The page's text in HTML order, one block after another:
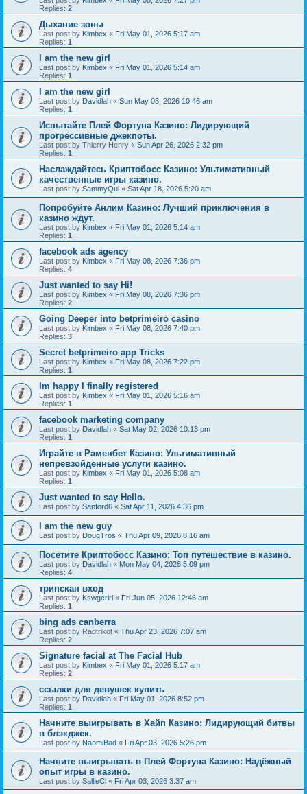
Replies: 2
Дыхание зоны
Last post by Kimbex « Fri May 01, 2026 5:17 am
Replies: 1
I am the new girl
Last post by Kimbex « Fri May 01, 2026 5:14 am
Replies: 1
I am the new girl
Last post by Davidlah « Sun May 03, 2026 10:46 am
Replies: 1
Испытайте Плей Фортуна Казино: Лидирующий
прогрессивные джекпоты.
Last post by Thierry Henry « Sun Apr 26, 2026 2:32 pm
Replies: 1
Наслаждайтесь Криптобосс Казино: Ультимативный
качественные игры казино.
Last post by SammyQui « Sat Apr 18, 2026 5:20 am
Попробуйте Анлим Казино: Лучший приключения в
казино ждут.
Last post by Kimbex « Fri May 01, 2026 5:14 am
Replies: 1
facebook ads agency
Last post by Kimbex « Fri May 08, 2026 7:36 pm
Replies: 4
Just wanted to say Hi!
Last post by Kimbex « Fri May 08, 2026 7:36 pm
Replies: 2
Going Deeper into betprimeiro casino
Last post by Kimbex « Fri May 08, 2026 7:40 pm
Replies: 3
Secret betprimeiro app Tricks
Last post by Kimbex « Fri May 08, 2026 7:22 pm
Replies: 1
Im happy I finally registered
Last post by Kimbex « Fri May 01, 2026 5:16 am
Replies: 1
facebook marketing company
Last post by Davidlah « Sat May 02, 2026 10:13 pm
Replies: 1
Играйте в Раменбет Казино: Ультимативный
непревзойденные услуги казино.
Last post by Kimbex « Fri May 01, 2026 5:08 am
Replies: 1
Just wanted to say Hello.
Last post by Sanford6 « Sat Apr 11, 2026 4:36 pm
I am the new guy
Last post by DougTros « Thu Apr 09, 2026 8:16 am
Посетите Криптобосс Казино: Топ путешествие в казино.
Last post by Davidlah « Mon May 04, 2026 5:09 pm
Replies: 4
трипскан вход
Last post by Kswgcrirl « Fri Jun 05, 2026 12:46 am
Replies: 1
bing ads canberra
Last post by Radtrikot « Thu Apr 23, 2026 7:07 am
Replies: 2
Signature facial at The Facial Hub
Last post by Kimbex « Fri May 01, 2026 5:17 am
Replies: 2
ссылки для девушек купить
Last post by Davidlah « Fri May 01, 2026 8:52 pm
Replies: 1
Начните выигрывать в Хайп Казино: Лидирующий битвы
в блэкджек.
Last post by NaomiBad « Fri Apr 03, 2026 5:26 pm
Начните выигрывать в Плей Фортуна Казино: Надёжный
опыт игры в казино.
Last post by SallieCl « Fri Apr 03, 2026 3:37 am